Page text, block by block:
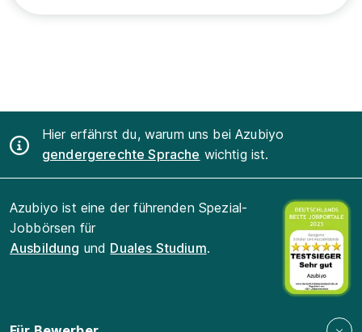
Hier erfährst du, warum uns bei Azubiyo
gendergerechte Sprache wichtig ist.
Azubiyo ist eine der führenden Spezial-
Jobbörsen für
Ausbildung und Duales Studium.